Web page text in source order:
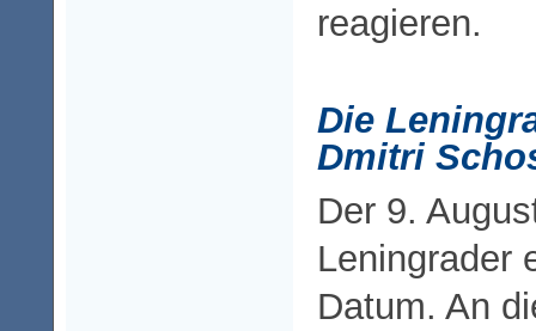
reagieren.
Die
Dmitri
Der 9.
Leningrader
Datum. An